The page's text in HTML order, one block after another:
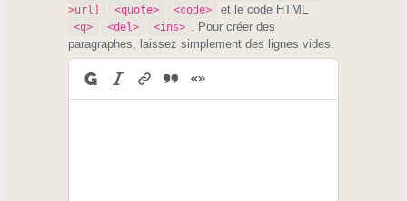
>url]
<quote> <code> et le code HTML
<q> <del> <ins>
. Pour créer des
paragraphes, laissez simplement des lignes vides.